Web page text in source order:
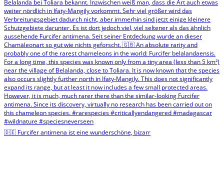
🇩🇪 Furcifer antimena ist eine wunderschöne, bizarr